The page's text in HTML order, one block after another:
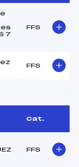
7
FFS
FFS
Cat.
FFS